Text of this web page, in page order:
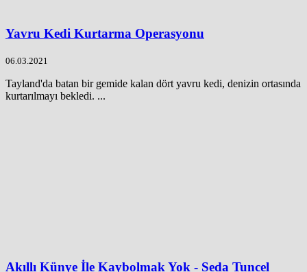
Yavru Kedi Kurtarma Operasyonu
06.03.2021
Tayland'da batan bir gemide kalan dört yavru kedi, denizin ortasında
kurtarılmayı bekledi. ...
Akıllı Künye İle Kaybolmak Yok - Seda Tuncel